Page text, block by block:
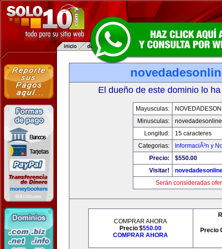
El dueño de este dominio lo
Mayusculas:
Minusculas:
Longitud:
15 caracteres
Categorias:
InformaciÃ³n y
Precio:
$550.00
Visitar!
Serán consideradas
COMPRAR AHORA
Precio $550.00
COMPRAR AHORA
Precio